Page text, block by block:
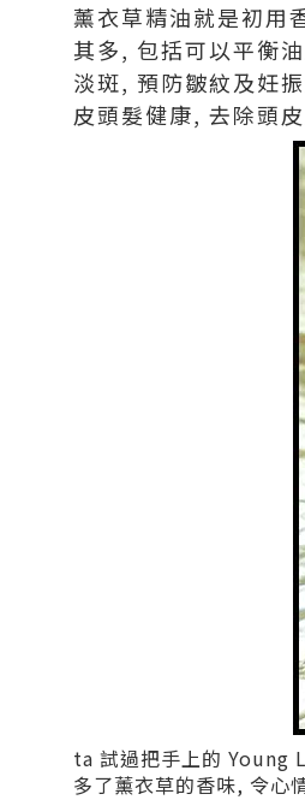
薰衣草精油就是初用
其多, 包括可以平衡
淡斑, 預防皺紋及妊
皮頭髮健康, 去除頭
ta 試過把手上的 Young
多了薰衣草的香味, 令心